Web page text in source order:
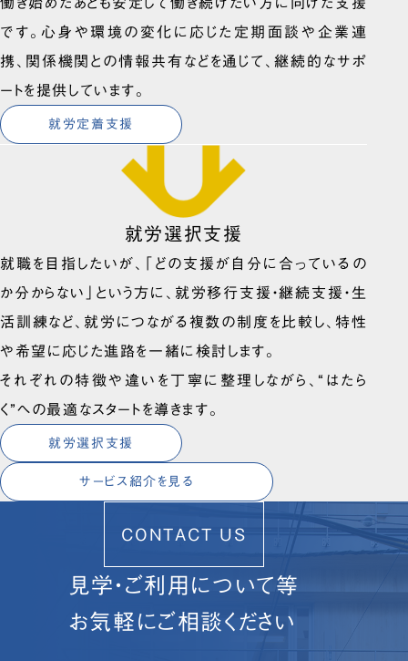
働き始めたあとも安定して働き続けたい方に向けた支援
です。心身や環境の変化に応じた定期面談や企業連
携、関係機関との情報共有などを通じて、継続的なサポ
ートを提供しています。
就労定着支援
就労選択支援
就職を目指したいが、「どの支援が自分に合っているの
か分からない」という方に、就労移行支援・継続支援・生
活訓練など、就労につながる複数の制度を比較し、特性
や希望に応じた進路を一緒に検討します。
それぞれの特徴や違いを丁寧に整理しながら、“はたら
く”への最適なスタートを導きます。
就労選択支援
サービス紹介を見る
CONTACT US
見学・ご利用について等
お気軽にご相談ください